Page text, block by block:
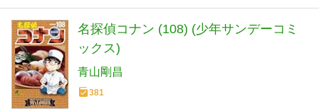
名探偵コナン (108) (少年サンデーコミ
ックス)
青山剛昌
381